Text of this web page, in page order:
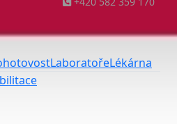
LaboratořeLékárna